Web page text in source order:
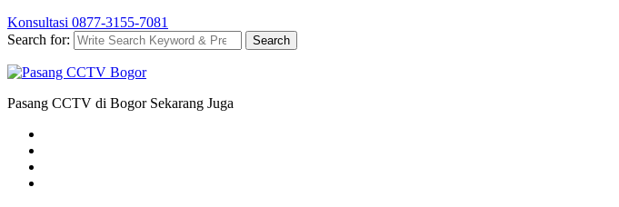
Konsultasi 0877-3155-7081
Search for:
Search
Pasang CCTV di Bogor Sekarang Juga